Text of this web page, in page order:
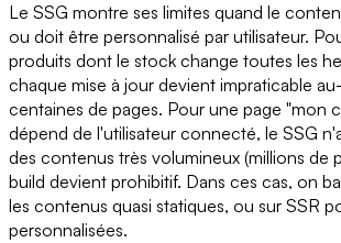
Le SSG montre ses limites quand le
ou doit être personnalisé par utilisateur.
produits dont le stock change toutes les
chaque mise à jour devient impraticable
centaines de pages. Pour une page "mon
dépend de l'utilisateur connecté, le SSG
des contenus très volumineux (millions de
build devient prohibitif. Dans ces cas, on
les contenus quasi statiques, ou sur SSR
personnalisées.